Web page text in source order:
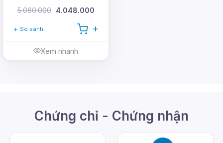
5.060.000 4.048.000
So sánh
Xem nhanh
Chứng chỉ - Chứng nhận